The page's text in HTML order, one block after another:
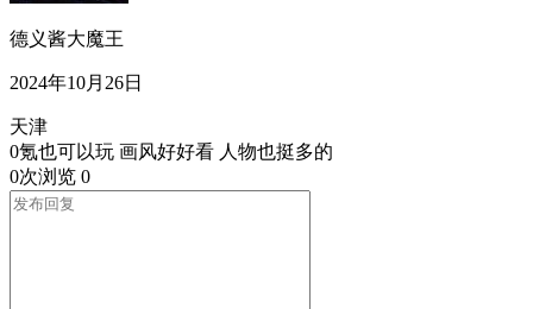
德义酱大魔王
2024年10月26日
天津
0氪也可以玩 画风好好看 人物也挺多的
0次浏览 0